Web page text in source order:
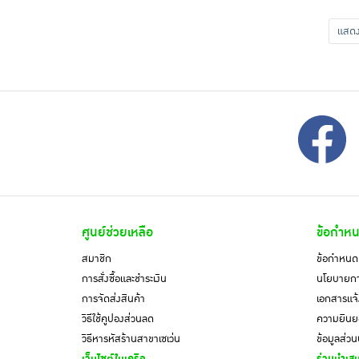
แสดง
ศูนย์ช่วยเหลือ
สมาชิก
การสั่งซื้อและชำระเงิน
การจัดส่งสินค้า
วิธีใช้คูปองส่วนลด
วิธีหารหัสร้านสาขาเซเว่น
ข้อกำห
ข้อกำหนด
นโยบายก
เอกสาร
ความยินย
ข้อมูลส่ว